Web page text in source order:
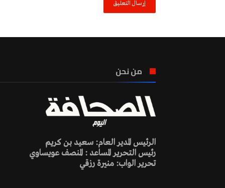
من نحن
الرئيس المدير العام: سعيد بن كريم
رئيس التحرير المساعد : المنصف عويساوي
تحرير الواب: منيرة رزقي